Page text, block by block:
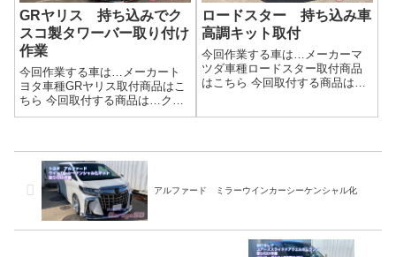
GRヤリス 持ち込みでク
スコ製タワーバー取り付け
作業
今回作業する車は…メーカート
ヨタ車種GRヤリス取付商品はこ
ちら 今回取付する商品は…クス
コ製 タワーバータワーバーは
あるんですが、ストラットまわ
りを結構ばら...
ロードスター 持ち込み車
高調キット取付
今回作業する車は…メーカーマ
ツダ車種ロードスター取付商品
はこちら 今回取付する商品は…
ト取り付けはガレージＳＤにお
アルファード ミラーウインカーシーケンシャル化